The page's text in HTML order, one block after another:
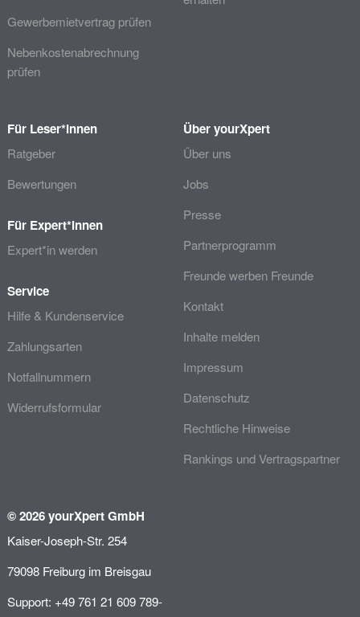
Gewerbemietvertrag prüfen
Nebenkostenabrechnung
prüfen
Für Leser*innen
Ratgeber
Bewertungen
Für Expert*innen
Expert*in werden
Service
Hilfe & Kundenservice
Zahlungsarten
Notfallnummern
Widerrufsformular
Über yourXpert
Über uns
Jobs
Presse
Partnerprogramm
Freunde werben Freunde
Kontakt
Inhalte melden
Impressum
Datenschutz
Rechtliche Hinweise
Rankings und Vertragspartner
© 2026 yourXpert GmbH
Kaiser-Joseph-Str. 254
79098 Freiburg im Breisgau
Support: +49 761 21 609 789-